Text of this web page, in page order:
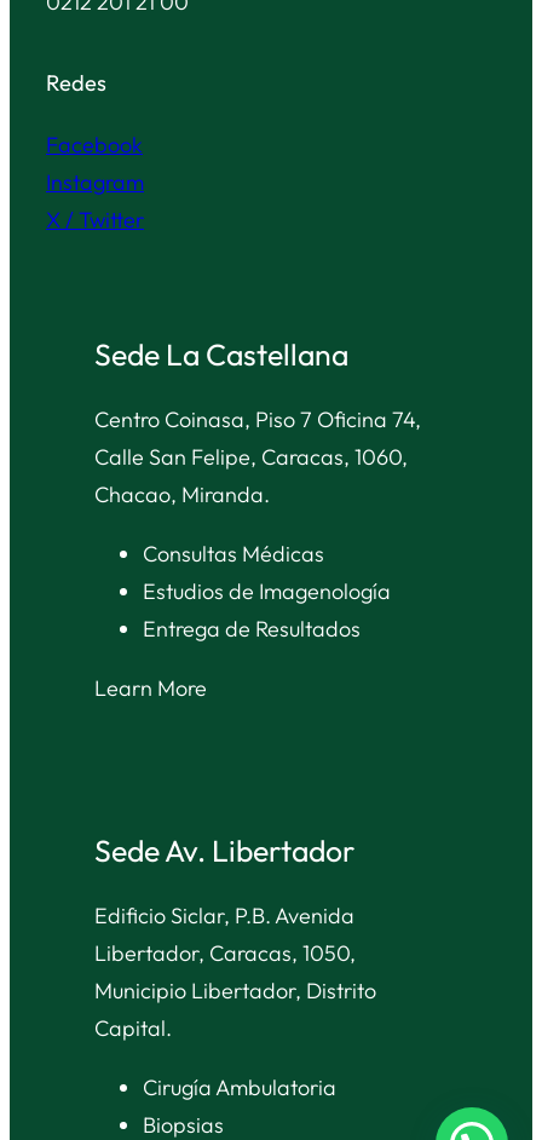
Redes
Facebook
Instagram
X / Twitter
Sede La Castellana
Centro Coinasa, Piso 7 Oficina 74,
Calle San Felipe, Caracas, 1060,
Chacao, Miranda.
Consultas Médicas
Estudios de Imagenología
Entrega de Resultados
Learn More
Sede Av. Libertador
Edificio Siclar, P.B. Avenida
Libertador, Caracas, 1050,
Municipio Libertador, Distrito
Capital.
Cirugía Ambulatoria
Biopsias